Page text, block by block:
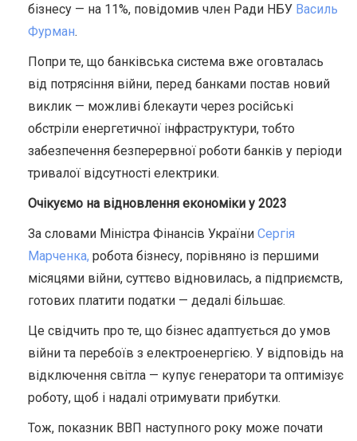
бізнесу — на 11%, повідомив член Ради НБУ Василь
Фурман.
Попри те, що банківська система вже оговталась
від потрясіння війни, перед банками постав новий
виклик — можливі блекаути через російські
обстріли енергетичної інфраструктури, тобто
забезпечення безперервної роботи банків у періоди
тривалої відсутності електрики.
Очікуємо на відновлення економіки у 2023
За словами Міністра Фінансів України Сергія
Марченка, робота бізнесу, порівняно із першими
місяцями війни, суттєво відновилась, а підприємств,
готових платити податки — дедалі більшає.
Це свідчить про те, що бізнес адаптується до умов
війни та перебоїв з електроенергією. У відповідь на
відключення світла — купує генератори та оптимізує
роботу, щоб і надалі отримувати прибутки.
Тож, показник ВВП наступного року може почати